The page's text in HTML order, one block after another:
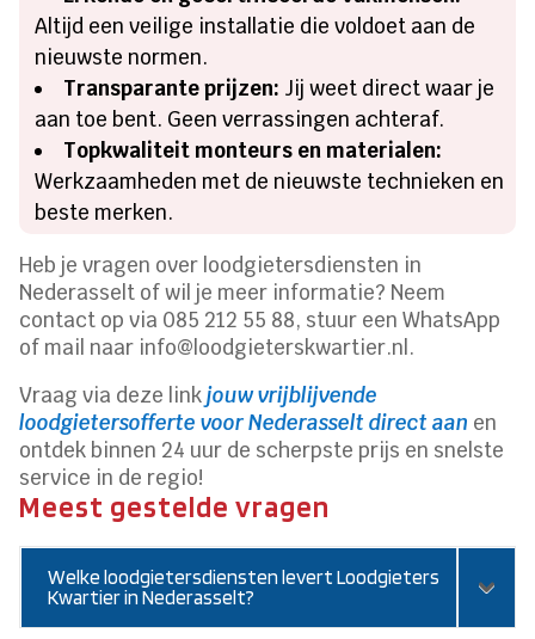
Altijd een veilige installatie die voldoet aan de
nieuwste normen.
Transparante prijzen: Jij weet direct waar je
aan toe bent. Geen verrassingen achteraf.
Topkwaliteit monteurs en materialen:
Werkzaamheden met de nieuwste technieken en
beste merken.
Heb je vragen over loodgietersdiensten in
Nederasselt of wil je meer informatie? Neem
contact op via 085 212 55 88, stuur een WhatsApp
of mail naar info@loodgieterskwartier.nl.
Vraag via deze linkjouw vrijblijvende
loodgietersofferte voor Nederasselt direct aan en
ontdek binnen 24 uur de scherpste prijs en snelste
service in de regio!
Meest gestelde vragen
Welke loodgietersdiensten levert Loodgieters
Kwartier in Nederasselt?